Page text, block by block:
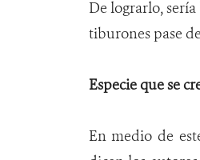
De lograrlo,
tiburones pase
Especie que se
En medio de